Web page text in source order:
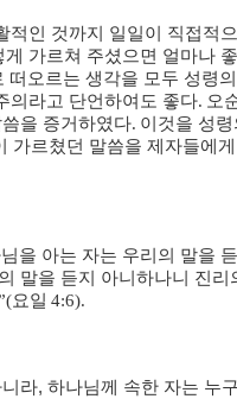
적인 것까지 일일이 직접적
게 가르쳐 주셨으면 얼마나
떠오르는 생각을 모두 성령
의라고 단언하여도 좋다. 오
을 증거하였다. 이것을 성령
가르쳤던 말씀을 제자들에
을 아는 자는 우리의 말을
말을 듣지 아니하나니 진리
요일 4:6).
라, 하나님께 속한 자는 누